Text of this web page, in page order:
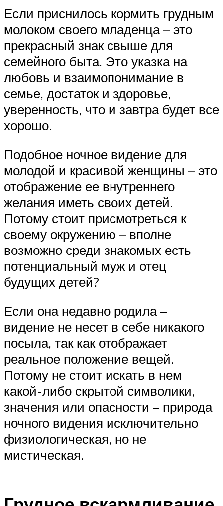
Если приснилось кормить грудным
молоком своего младенца – это
прекрасный знак свыше для
семейного быта. Это указка на
любовь и взаимопонимание в
семье, достаток и здоровье,
уверенность, что и завтра будет все
хорошо.
Подобное ночное видение для
молодой и красивой женщины – это
отображение ее внутреннего
желания иметь своих детей.
Потому стоит присмотреться к
своему окружению – вполне
возможно среди знакомых есть
потенциальный муж и отец
будущих детей?
Если она недавно родила –
видение не несет в себе никакого
посыла, так как отображает
реальное положение вещей.
Потому не стоит искать в нем
какой-либо скрытой символики,
значения или опасности – природа
ночного видения исключительно
физиологическая, но не
мистическая.